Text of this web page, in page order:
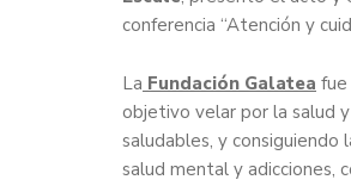
conferencia “Atención y
La Fundación Galatea fue
objetivo velar por la salud
saludables, y consiguiendo
salud mental y adicciones,